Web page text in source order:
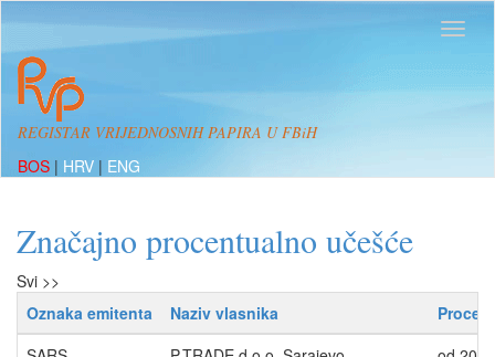
REGISTAR VRIJEDNOSNIH PAPIRA U FBiH
BOS | HRV | ENG
Značajno procentualno učešće
Svi >>
Oznaka emitenta
Naziv vlasnika